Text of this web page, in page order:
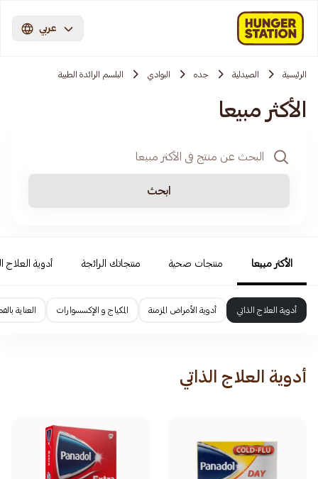
عربي
الرئيسية الصيدلية جده البوادي البلسم الرائدة الطبية
الأكثر مبيعا
ابحث
الأكثر مبيعا منتجات صحية منتجاتك الرائجة أدوية العلاج
أدوية العلاج الذاتي أدوية الأمراض المزمنة المكياج و الإكسسوارات العناية
أدوية العلاج الذاتي